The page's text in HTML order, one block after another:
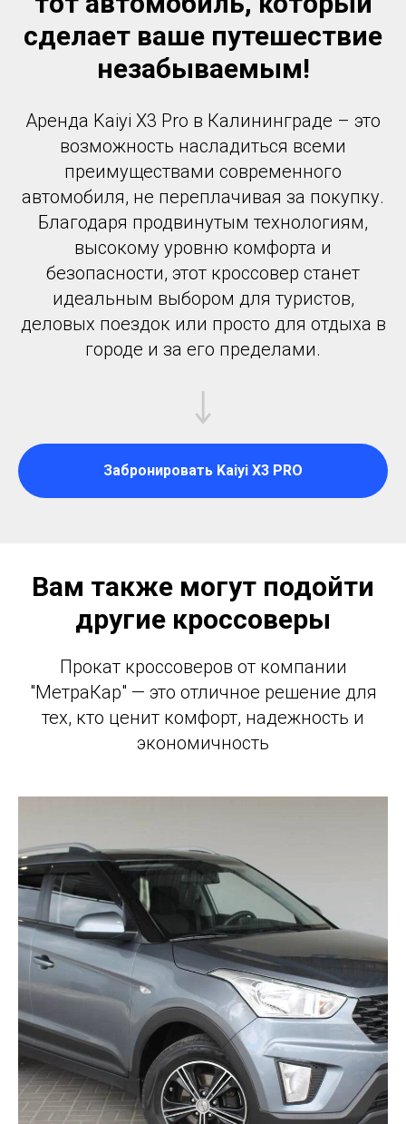
сделает ваше путешествие
незабываемым!
Аренда Kaiyi X3 Pro в Калининграде – это
возможность насладиться всеми
преимуществами современного
автомобиля, не переплачивая за покупку.
Благодаря продвинутым технологиям,
высокому уровню комфорта и
безопасности, этот кроссовер станет
идеальным выбором для туристов,
деловых поездок или просто для отдыха в
городе и за его пределами.
Забронировать Kaiyi X3 PRO
Вам также могут подойти
другие кроссоверы
Прокат кроссоверов от компании
"МетраКар" — это отличное решение для
тех, кто ценит комфорт, надежность и
экономичность